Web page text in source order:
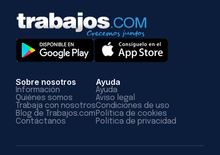
Sobre nosotros
Información
Quiénes somos
Trabaja con nosotros
Blog de Trabajos.com
Contáctanos
Ayuda
Ayuda
Aviso legal
Condiciones de uso
Política de cookies
Política de privacidad